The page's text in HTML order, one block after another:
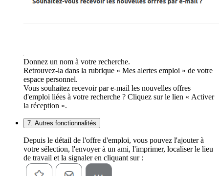
Donnez un nom à votre recherche.
Retrouvez-la dans la rubrique « Mes alertes emploi » de votre
espace personnel.
Vous souhaitez recevoir par e-mail les nouvelles offres
d'emploi liées à votre recherche ? Cliquez sur le lien « Activer
la réception ».
7. Autres fonctionnalités
Depuis le détail de l'offre d'emploi, vous pouvez l'ajouter à
votre sélection, l'envoyer à un ami, l'imprimer, localiser le lieu
de travail et la signaler en cliquant sur :